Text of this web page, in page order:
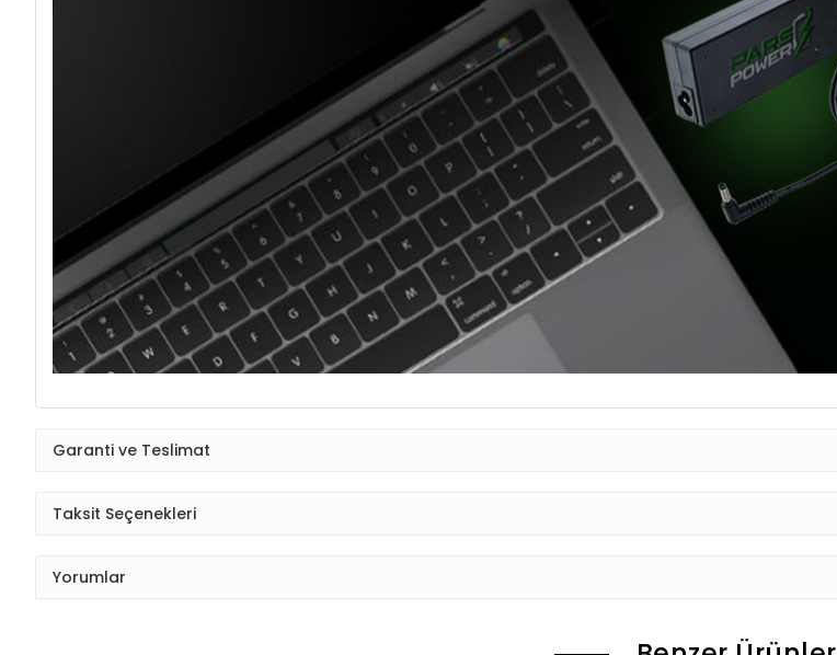
Garanti ve Teslimat
Taksit Seçenekleri
Yorumlar